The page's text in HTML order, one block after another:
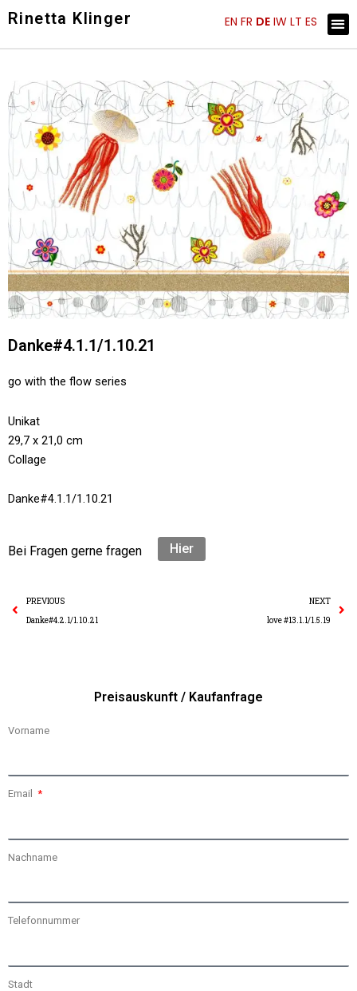
Skip
to
content
Rinetta Klinger
Danke#4.1.1/1.10.21
go with the flow series
Unikat
29,7 x 21,0 cm
Collage
Danke#4.1.1/1.10.21
Bei Fragen gerne fragen Hier
PREVIOUS
Danke#4.2.1/1.10.21
NEXT
love #13.1.1/1.5.19
Preisauskunft / Kaufanfrage
Vorname
Email
Nachname
Telefonnummer
Stadt
EN FR DE IW LT ES